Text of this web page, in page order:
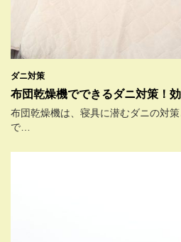
ダニ対策
布団乾燥機でできるダニ対策！
布団乾燥機は、寝具に潜むダニの対
で…